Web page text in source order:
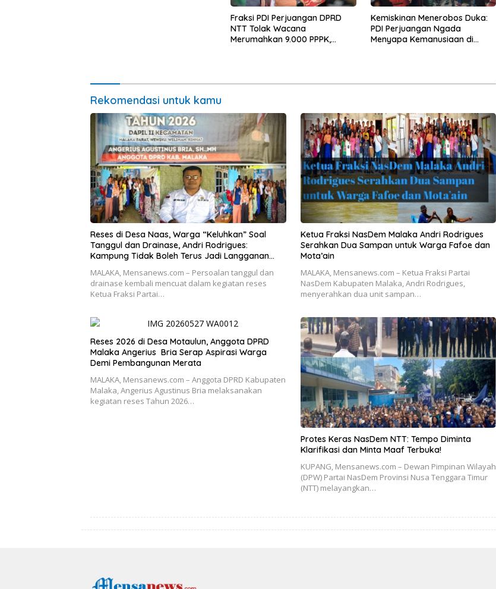
Fraksi PDI Perjuangan DPRD
NTT Tolak Wacana
Merumahkan 9.000 PPPK,
Kemiskinan Menerobos Duka:
PDI Perjuangan Ngada
Menyapa Kemanusiaan di
Rekomendasi untuk kamu
Reses di Desa Naas, Warga “Keluhkan” Soal
Tanggul dan Drainase, Andri Rodrigues:
Kampung Tidak Boleh Terus Jadi Langganan
MALAKA, Mensanews.com – Persoalan tanggul dan
drainase kembali mencuat dalam kegiatan reses
Ketua Fraksi Partai…
Ketua Fraksi NasDem Malaka Andri Rodrigues
Serahkan Dua Sampan untuk Warga Fafoe dan
Mota’ain
MALAKA, Mensanews.com – Ketua Fraksi Partai
NasDem Kabupaten Malaka, Andri Rodrigues,
menyerahkan dua unit sampan…
Reses 2026 di Desa Motaulun, Anggota DPRD
Malaka Angerius Bria Serap Aspirasi Warga
Demi Pembangunan Merata
MALAKA, Mensanews.com – Anggota DPRD Kabupaten
Malaka, Angerius Agustinus Bria melaksanakan
kegiatan reses Tahun 2026…
Protes Keras NasDem NTT: Tempo Diminta
Klarifikasi dan Minta Maaf Terbuka!
KUPANG, Mensanews.com – Dewan Pimpinan Wilayah
(DPW) Partai NasDem Provinsi Nusa Tenggara Timur
(NTT) melayangkan…